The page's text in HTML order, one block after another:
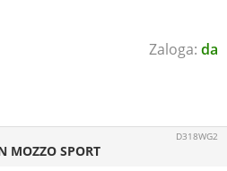
da
MOZZO SPORT
D318WG2